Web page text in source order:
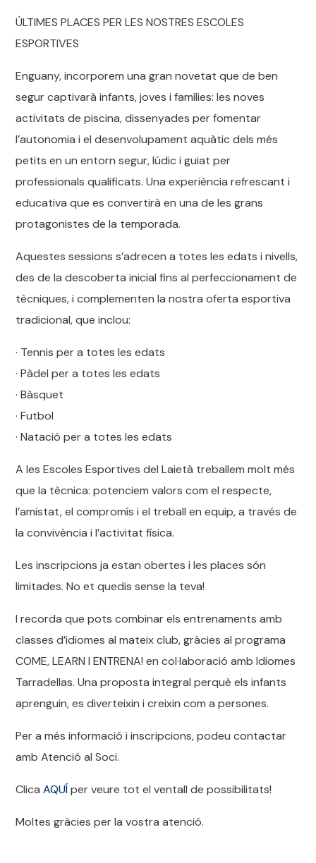
ÚLTIMES PLACES PER LES NOSTRES ESCOLES
ESPORTIVES
Enguany, incorporem una gran novetat que de ben
segur captivarà infants, joves i famílies: les noves
activitats de piscina, dissenyades per fomentar
l’autonomia i el desenvolupament aquàtic dels més
petits en un entorn segur, lúdic i guiat per
professionals qualificats. Una experiència refrescant i
educativa que es convertirà en una de les grans
protagonistes de la temporada.
Aquestes sessions s’adrecen a totes les edats i nivells,
des de la descoberta inicial fins al perfeccionament de
tècniques, i complementen la nostra oferta esportiva
tradicional, que inclou:
· Tennis per a totes les edats
· Pàdel per a totes les edats
· Bàsquet
· Futbol
· Natació per a totes les edats
A les Escoles Esportives del Laietà treballem molt més
que la tècnica: potenciem valors com el respecte,
l’amistat, el compromís i el treball en equip, a través de
la convivència i l’activitat física.
Les inscripcions ja estan obertes i les places són
limitades. No et quedis sense la teva!
I recorda que pots combinar els entrenaments amb
classes d’idiomes al mateix club, gràcies al programa
COME, LEARN I ENTRENA! en col·laboració amb Idiomes
Tarradellas. Una proposta integral perquè els infants
aprenguin, es diverteixin i creixin com a persones.
Per a més informació i inscripcions, podeu contactar
amb Atenció al Soci.
ClicaAQUÍper veure tot el ventall de possibilitats!
Moltes gràcies per la vostra atenció.